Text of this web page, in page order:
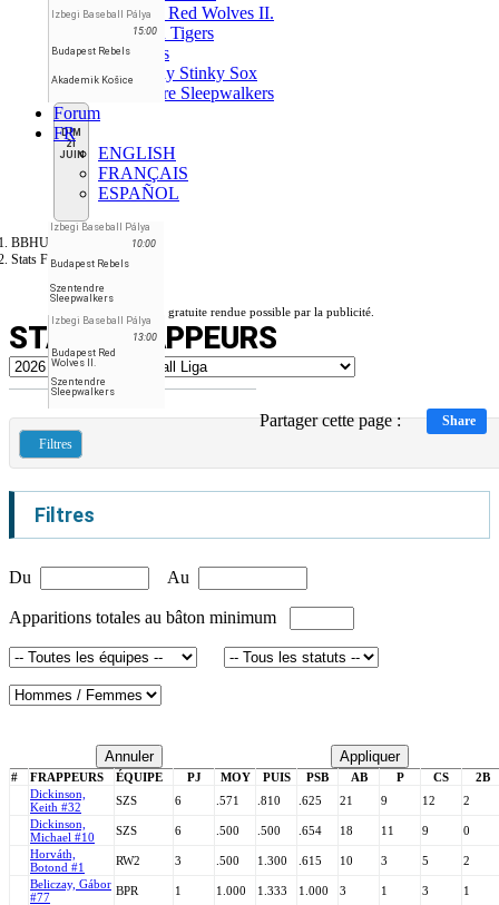
Izbegi Baseball Pálya
15:00
Budapest Rebels
Akademik Košice
DIM
21
JUIN
Izbegi Baseball Pálya
10:00
Budapest Rebels
Szentendre
Sleepwalkers
Izbegi Baseball Pálya
13:00
Budapest Red
Wolves II.
Szentendre
Sleepwalkers
Budapest Red Wolves II.
Debrecen Tigers
Érd Aeros
Jászberény Stinky Sox
Szentendre Sleepwalkers
Forum
FR
ENGLISH
FRANÇAIS
ESPAÑOL
BBHU
Stats Frappeurs
Version gratuite rendue possible par la publicité.
STATS FRAPPEURS
Partager cette page :
Share
Filtres
Filtres
Du Au
Apparitions totales au bâton minimum
Annuler Appliquer
# FRAPPEURS ÉQUIPE PJ MOY PUIS PSB AB P CS
2B
Dickinson,
Keith #32
SZS 6 .571 .810 .625 21 9 12
2
Dickinson,
Michael #10
SZS 6 .500 .500 .654 18 11 9
0
Horváth,
Botond #1
RW2 3 .500 1.300 .615 10 3 5
2
Beliczay, Gábor
#77
BPR 1 1.000 1.333 1.000 3 1 3
1